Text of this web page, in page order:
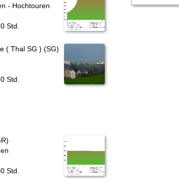
- Hochtouren
Std.
( Thal SG ) (SG)
Std.
Std.